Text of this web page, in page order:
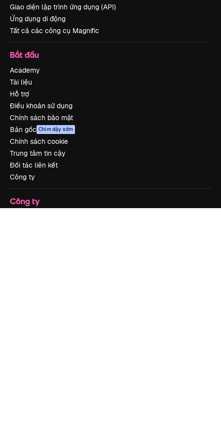
Giao diện lập trình ứng dụng (API)
Ứng dụng di động
Tất cả các công cụ Magnific
Bắt đầu
Academy
Tài liệu
Hỗ trợ
Điều khoản sử dụng
Chính sách bảo mật
Bản gốc Chim dậy sớm
Chính sách cookie
Trung tâm tin cậy
Đối tác liên kết
Công ty
Công ty